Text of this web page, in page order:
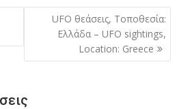
UFO θεάσεις, Τοποθεσία:
Ελλάδα – UFO sightings,
Location: Greece